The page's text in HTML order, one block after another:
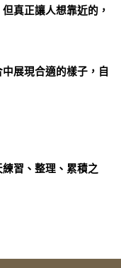
真正讓人想靠近的，
展現合適的樣子，自
習、整理、累積之